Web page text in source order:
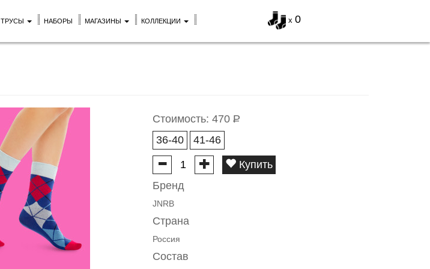
x 0
ТРУСЫ НАБОРЫ МАГАЗИНЫ КОЛЛЕКЦИИ
Стоимость: 470 Р
36-40
41-46
Купить
Бренд
JNRB
Страна
Россия
Состав